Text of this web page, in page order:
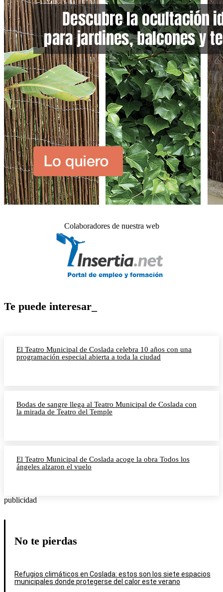
Colaboradores de nuestra web
Te puede interesar_
El Teatro Municipal de Coslada celebra 10 años con una
programación especial abierta a toda la ciudad
Bodas de sangre llega al Teatro Municipal de Coslada con
la mirada de Teatro del Temple
El Teatro Municipal de Coslada acoge la obra Todos los
ángeles alzaron el vuelo
publicidad
No te pierdas
Refugios climáticos en Coslada: estos son los siete espacios
municipales donde protegerse del calor este verano